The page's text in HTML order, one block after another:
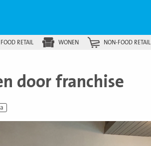
FOOD RETAIL WONEN NON-FOOD RETAIL
door franchise